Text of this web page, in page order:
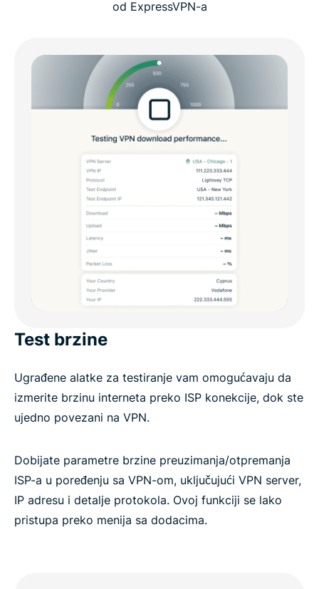
od ExpressVPN-a
Test brzine
Ugrađene alatke za testiranje vam omogućavaju da
izmerite brzinu interneta preko ISP konekcije, dok ste
ujedno povezani na VPN.
Dobijate parametre brzine preuzimanja/otpremanja
ISP-a u poređenju sa VPN-om, uključujući VPN server,
IP adresu i detalje protokola. Ovoj funkciji se lako
pristupa preko menija sa dodacima.